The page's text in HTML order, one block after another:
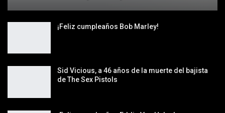
¡Feliz cumpleaños Bob Marley!
Sid Vicious, a 46 años de la muerte del bajista
de The Sex Pistols